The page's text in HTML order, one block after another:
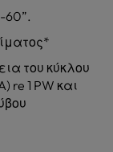
60”.
του κύκλου
re 1 PW και